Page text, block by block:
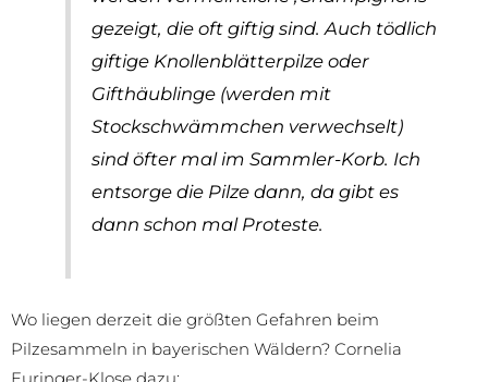
gezeigt, die oft giftig sind. Auch tödlich
giftige Knollenblätterpilze oder
Gifthäublinge (werden mit
Stockschwämmchen verwechselt)
sind öfter mal im Sammler-Korb. Ich
entsorge die Pilze dann, da gibt es
dann schon mal Proteste.
Wo liegen derzeit die größten Gefahren beim
Pilzesammeln in bayerischen Wäldern? Cornelia